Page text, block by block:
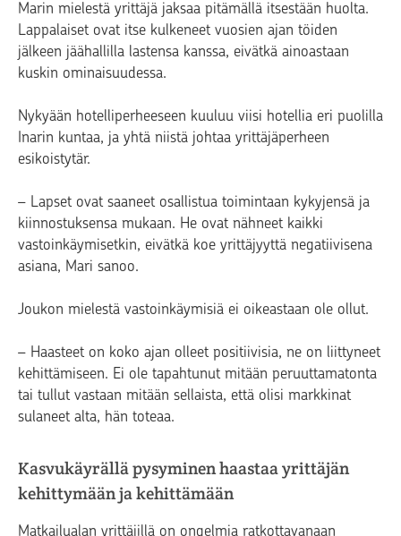
Marin mielestä yrittäjä jaksaa pitämällä itsestään huolta.
Lappalaiset ovat itse kulkeneet vuosien ajan töiden
jälkeen jäähallilla lastensa kanssa, eivätkä ainoastaan
kuskin ominaisuudessa.
Nykyään hotelliperheeseen kuuluu viisi hotellia eri puolilla
Inarin kuntaa, ja yhtä niistä johtaa yrittäjäperheen
esikoistytär.
– Lapset ovat saaneet osallistua toimintaan kykyjensä ja
kiinnostuksensa mukaan. He ovat nähneet kaikki
vastoinkäymisetkin, eivätkä koe yrittäjyyttä negatiivisena
asiana, Mari sanoo.
Joukon mielestä vastoinkäymisiä ei oikeastaan ole ollut.
– Haasteet on koko ajan olleet positiivisia, ne on liittyneet
kehittämiseen. Ei ole tapahtunut mitään peruuttamatonta
tai tullut vastaan mitään sellaista, että olisi markkinat
sulaneet alta, hän toteaa.
Kasvukäyrällä pysyminen haastaa yrittäjän
kehittymään ja kehittämään
Matkailualan yrittäjillä on ongelmia ratkottavanaan